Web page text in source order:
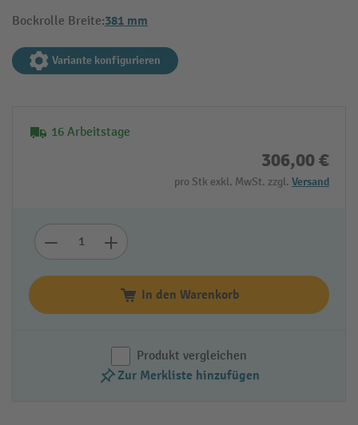
Bockrolle Breite:381 mm
Variante konfigurieren
16 Arbeitstage
306,00 €
pro Stk exkl. MwSt. zzgl. Versand
In den Warenkorb
Produkt vergleichen
Zur Merkliste hinzufügen